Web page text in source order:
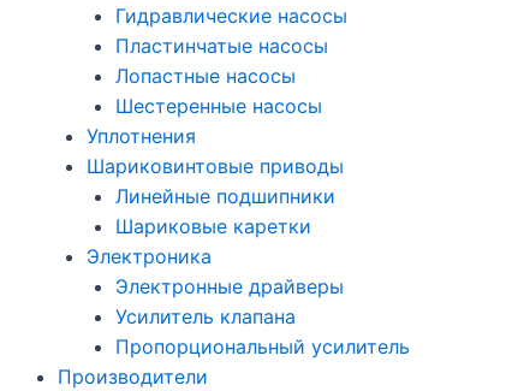
Гидравлические насосы
Пластинчатые насосы
Лопастные насосы
Шестеренные насосы
Уплотнения
Шариковинтовые приводы
Линейные подшипники
Шариковые каретки
Электроника
Электронные драйверы
Усилитель клапана
Пропорциональный усилитель
Производители